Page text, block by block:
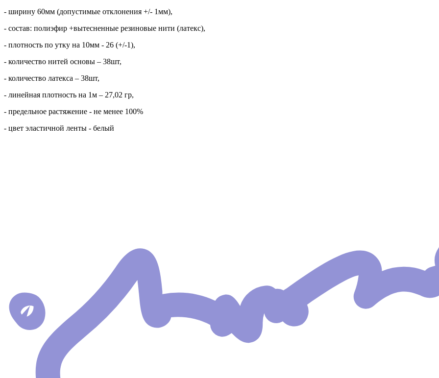
- ширину 60мм (допустимые отклонения +/- 1мм),
- состав: полиэфир +вытесненные резиновые нити (латекс),
- плотность по утку на 10мм - 26 (+/-1),
- количество нитей основы – 38шт,
- количество латекса – 38шт,
- линейная плотность на 1м – 27,02 гр,
- предельное растяжение - не менее 100%
- цвет эластичной ленты - белый